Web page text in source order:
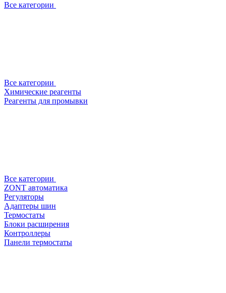
Все категории
Все категории
Химические реагенты
Реагенты для промывки
Все категории
ZONT автоматика
Регуляторы
Адаптеры шин
Термостаты
Блоки расширения
Контроллеры
Панели термостаты